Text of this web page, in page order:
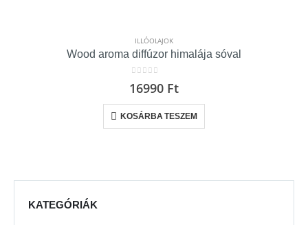
ILLÓOLAJOK
Wood aroma diffúzor himalája sóval
16990 Ft
KOSÁRBA TESZEM
KATEGÓRIÁK